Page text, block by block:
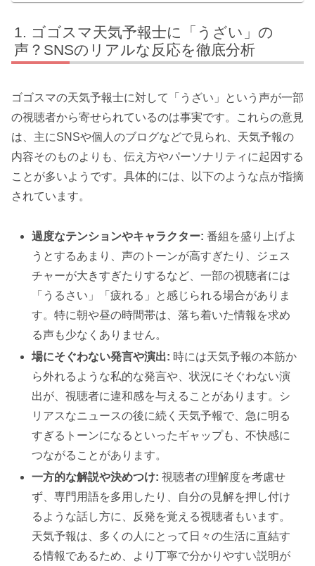
ゴゴスマ天気予報士に「うざい」の
声？SNSのリアルな反応を徹底分析
ゴゴスマの天気予報士に対して「うざい」という声が一部
の視聴者から寄せられているのは事実です。これらの意見
は、主にSNSや個人のブログなどで見られ、天気予報の
内容そのものよりも、伝え方やパーソナリティに起因する
ことが多いようです。具体的には、以下のような点が指摘
されています。
過度なテンションやキャラクター: 番組を盛り上げよ
うとするあまり、声のトーンが高すぎたり、ジェス
チャーが大きすぎたりするなど、一部の視聴者には
「うるさい」「疲れる」と感じられる場合がありま
す。特に朝や昼の時間帯は、落ち着いた情報を求め
る声も少なくありません。
場にそぐわない発言や演出: 時には天気予報の本筋か
ら外れるような私的な発言や、状況にそぐわない演
出が、視聴者に違和感を与えることがあります。シ
リアスなニュースの後に続く天気予報で、急に明る
すぎるトーンになるといったギャップも、不快感に
つながることがあります。
一方的な解説や決めつけ: 視聴者の理解度を考慮せ
ず、専門用語を多用したり、自分の見解を押し付け
るような話し方に、反発を覚える視聴者もいます。
天気予報は、多くの人にとって日々の生活に直結す
る情報であるため、より丁寧で分かりやすい説明が